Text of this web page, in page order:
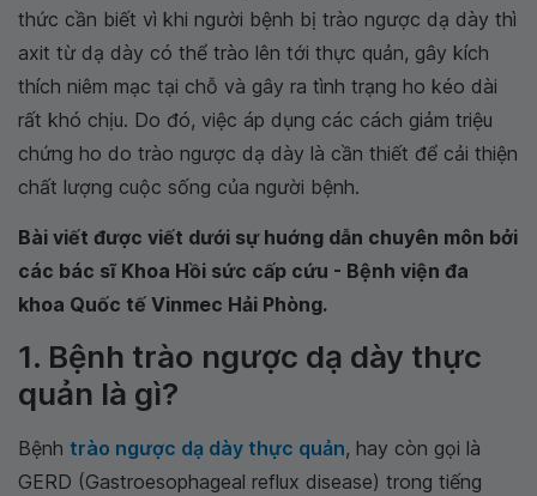
thức cần biết vì khi người bệnh bị trào ngược dạ dày thì
axit từ dạ dày có thể trào lên tới thực quản, gây kích
thích niêm mạc tại chỗ và gây ra tình trạng ho kéo dài
rất khó chịu. Do đó, việc áp dụng các cách giảm triệu
chứng ho do trào ngược dạ dày là cần thiết để cải thiện
chất lượng cuộc sống của người bệnh.
Bài viết được viết dưới sự huớng dẫn chuyên môn bởi
các bác sĩ Khoa Hồi sức cấp cứu - Bệnh viện đa
khoa Quốc tế Vinmec Hải Phòng.
1. Bệnh trào ngược dạ dày thực
quản là gì?
Bệnh trào ngược dạ dày thực quản, hay còn gọi là
GERD (Gastroesophageal reflux disease) trong tiếng